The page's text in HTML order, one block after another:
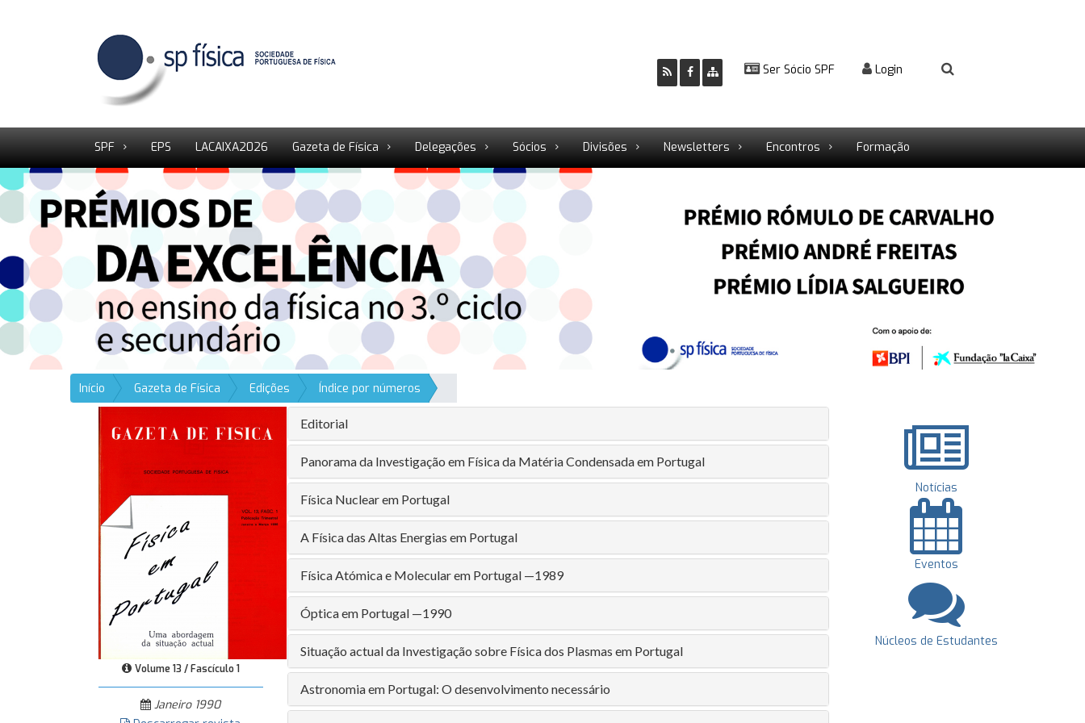
Ser Sócio SPF Login
SPF EPS LACAIXA2026 Gazeta de Física Delegações Sócios Divisões Newsletters Encontros Formação
Início Gazeta de Física Edições Índice por números
Volume 13 / Fascículo 1
Janeiro 1990
Editorial
Panorama da Investigação em Física da Matéria Condensada em Portugal
Física Nuclear em Portugal
A Física das Altas Energias em Portugal
Física Atómica e Molecular em Portugal —1989
Óptica em Portugal —1990
Situação actual da Investigação sobre Física dos Plasmas em Portugal
Astronomia em Portugal: O desenvolvimento necessário
Notícias
Eventos
Núcleos de Estudantes